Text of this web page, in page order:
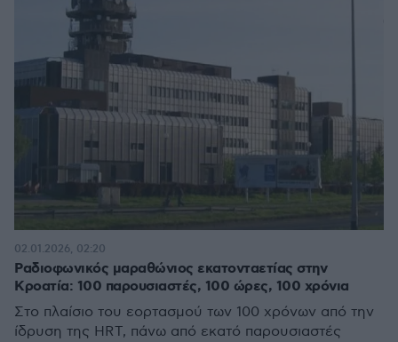
Ραδιοφωνικός μαραθώνιος εκατονταετίας στην
Κροατία: 100 παρουσιαστές, 100 ώρες, 100 χρόνια
Στο πλαίσιο του εορτασμού των 100 χρόνων από την
ίδρυση της HRT, πάνω από εκατό παρουσιαστές
02.01.2026, 02:20